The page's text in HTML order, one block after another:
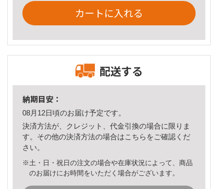
カートに入れる
配送する
納期目安：
08月12日頃のお届け予定です。
決済方法が、クレジット、代金引換の場合に限りま
す。その他の決済方法の場合はこちら をご確認くだ
さい。
※土・日・祝日の注文の場合や在庫状況によって、商品
のお届けにお時間をいただく場合がございます。